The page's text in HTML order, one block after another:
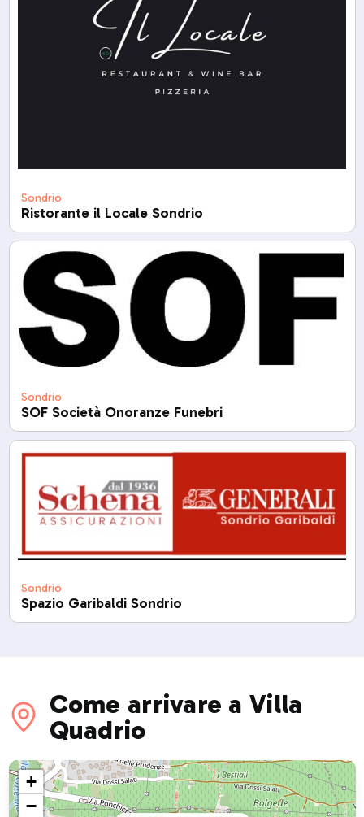
Sondrio
Ristorante il Locale Sondrio
Sondrio
SOF Società Onoranze Funebri
Sondrio
Spazio Garibaldi Sondrio
Come arrivare a Villa
Quadrio
+
−